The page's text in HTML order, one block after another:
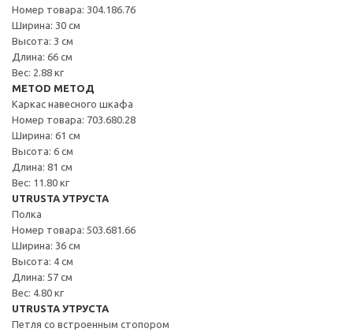
Номер товара: 304.186.76
Ширина: 30 см
Высота: 3 см
Длина: 66 см
Вес: 2.88 кг
METOD МЕТОД
Каркас навесного шкафа
Номер товара: 703.680.28
Ширина: 61 см
Высота: 6 см
Длина: 81 см
Вес: 11.80 кг
UTRUSTA УТРУСТА
Полка
Номер товара: 503.681.66
Ширина: 36 см
Высота: 4 см
Длина: 57 см
Вес: 4.80 кг
UTRUSTA УТРУСТА
Петля со встроенным стопором